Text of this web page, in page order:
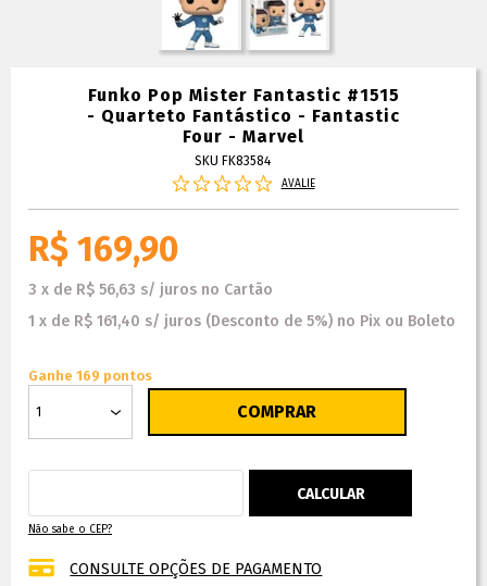
Funko Pop Mister Fantastic #1515
- Quarteto Fantástico - Fantastic
Four - Marvel
SKU FK83584
AVALIE
R$ 169,90
3 x de R$ 56,63 s/ juros no Cartão
1 x de R$ 161,40 s/ juros (Desconto de 5%) no Pix ou Boleto
Ganhe 169 pontos
Não sabe o CEP?
CONSULTE OPÇÕES DE PAGAMENTO